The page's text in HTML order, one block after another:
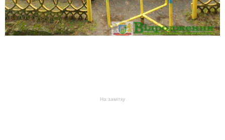
На замітку